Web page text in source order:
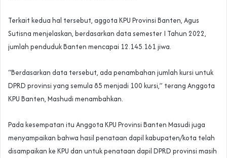
Terkait kedua hal tersebut, aggota KPU Provinsi Banten, Agus
Sutisna menjelaskan, berdasarkan data semester I Tahun 2022,
jumlah penduduk Banten mencapai 12.145.161 jiwa.
“Berdasarkan data tersebut, ada penambahan jumlah kursi untuk
DPRD provinsi yang semula 85 menjadi 100 kursi,” terang Anggota
KPU Banten, Mashudi menambahkan.
Pada kesempatan itu Anggota KPU Provinsi Banten Masudi juga
menyampaikan bahwa hasil penataan dapil kabupaten/kota telah
disampaikan ke KPU dan untuk penataan dapil DPRD provinsi masih